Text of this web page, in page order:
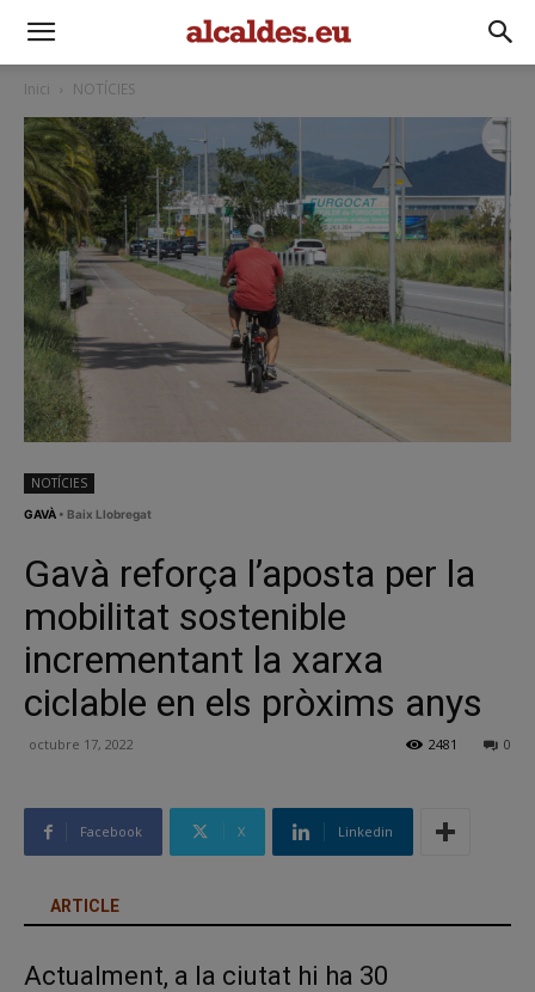
Inici NOTÍCIES
NOTÍCIES
GAVÀ • Baix Llobregat
Gavà reforça l’aposta per la
mobilitat sostenible
incrementant la xarxa
ciclable en els pròxims anys
octubre 17, 2022 0
2481
Facebook X Linkedin
ARTICLE
Actualment, a la ciutat hi ha 30